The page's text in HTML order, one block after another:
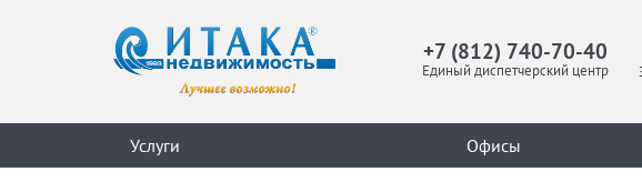
+7 (812) 740-70-40
Единый диспетчерский центр
Услуги Офисы